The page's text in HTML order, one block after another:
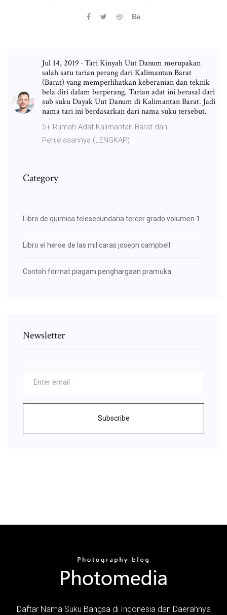
Jul 14, 2019 · Tari Kinyah Uut Danum merupakan
salah satu tarian perang dari Kalimantan Barat
(Barat) yang memperlihatkan keberanian dan teknik
bela diri dalam berperang. Tarian adat ini berasal dari
sub suku Dayak Uut Danum di Kalimantan Barat. Jadi
nama tari ini berdasarkan dari nama suku tersebut.
5+ Rumah Adat Kalimantan Barat dan
Penjelasannya (LENGKAP)
Category
Libro de quimica telesecundaria tercer grado volumen 1
Libro el heroe de las mil caras joseph campbell
Contoh format piagam penghargaan pramuka
Newsletter
Subscribe
Daftar Nama Suku Bangsa di Indonesia dan Daerahnya